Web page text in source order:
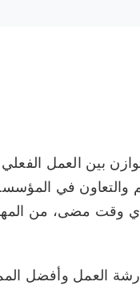
بين العمل
والتعاون في
أي وقت مضى، من
العمل وأفضل